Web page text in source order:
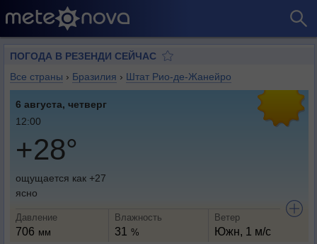
ПОГОДА В РЕЗЕНДИ СЕЙЧАС
Все страны › Бразилия › Штат Рио-де-Жанейро
6 августа, четверг
12:00
+28°
ощущается как +27
ясно
Давление
706 мм
Влажность
31 %
Ветер
Южн, 1 м/с